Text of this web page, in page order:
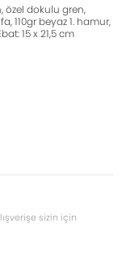
özel dokulu gren,
110gr beyaz 1. hamur,
15 x 21,5 cm
sizin için